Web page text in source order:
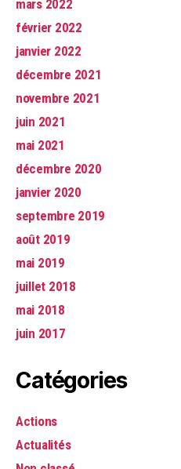
mars 2022
février 2022
janvier 2022
décembre 2021
novembre 2021
juin 2021
mai 2021
décembre 2020
janvier 2020
septembre 2019
août 2019
mai 2019
juillet 2018
mai 2018
juin 2017
Catégories
Actions
Actualités